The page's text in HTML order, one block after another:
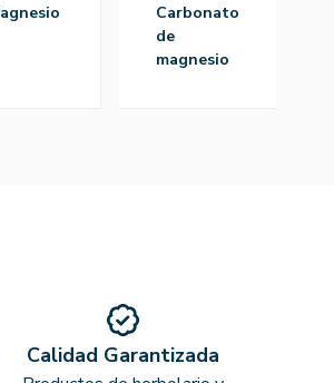
magnesio
carbonato
de
magnesio
Calidad Garantizada